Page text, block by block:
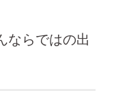
ならではの出